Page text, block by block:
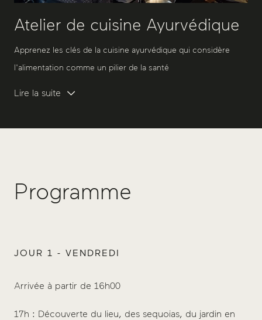
Atelier de cuisine Ayurvédique
Apprenez les clés de la cuisine ayurvédique qui considère
l'alimentation comme un pilier de la santé
Lire la suite
Programme
JOUR 1 - VENDREDI
Arrivée à partir de 16h00
17h : Découverte du lieu, des sequoias, du jardin en